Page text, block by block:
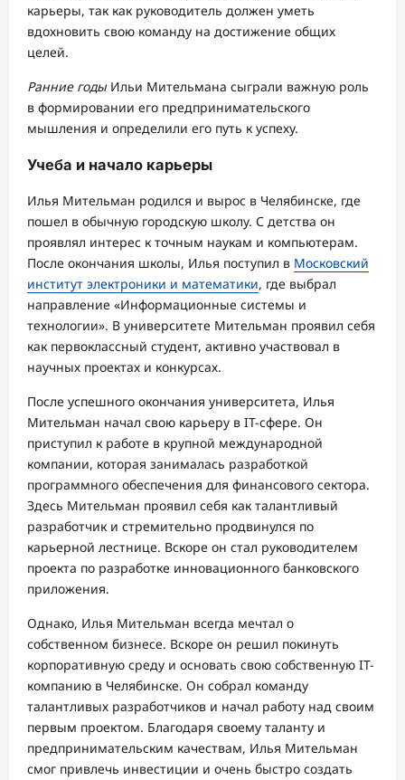
карьеры, так как руководитель должен уметь
вдохновить свою команду на достижение общих
целей.
Ранние годыИльи Мительмана сыграли важную роль
в формировании его предпринимательского
мышления и определили его путь к успеху.
Учеба и начало карьеры
Илья Мительман родился и вырос в Челябинске, где
пошел в обычную городскую школу. С детства он
проявлял интерес к точным наукам и компьютерам.
После окончания школы, Илья поступил в Московский
институт электроники и математики, где выбрал
направление «Информационные системы и
технологии». В университете Мительман проявил себя
как первоклассный студент, активно участвовал в
научных проектах и конкурсах.
После успешного окончания университета, Илья
Мительман начал свою карьеру в IT-сфере. Он
приступил к работе в крупной международной
компании, которая занималась разработкой
программного обеспечения для финансового сектора.
Здесь Мительман проявил себя как талантливый
разработчик и стремительно продвинулся по
карьерной лестнице. Вскоре он стал руководителем
проекта по разработке инновационного банковского
приложения.
Однако, Илья Мительман всегда мечтал о
собственном бизнесе. Вскоре он решил покинуть
корпоративную среду и основать свою собственную IT-
компанию в Челябинске. Он собрал команду
талантливых разработчиков и начал работу над своим
первым проектом. Благодаря своему таланту и
предпринимательским качествам, Илья Мительман
смог привлечь инвестиции и очень быстро создать